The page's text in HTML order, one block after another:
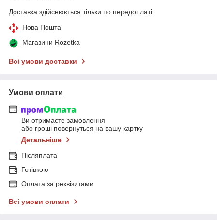
Доставка здійснюється тільки по передоплаті.
Нова Пошта
Магазини Rozetka
Всі умови доставки
Умови оплати
Ви отримаєте замовлення
або гроші повернуться на вашу картку
Детальніше
Післяплата
Готівкою
Оплата за реквізитами
Всі умови оплати